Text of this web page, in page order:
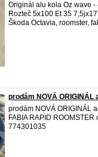
Originál alu kola Oz wave
Rozteč 5x100 Et 35
Škoda Octavia, roomster,
prodám NOVÁ ORIGINÁL
prodám NOVÁ ORIGINÁL
FABIA RAPID
774301035